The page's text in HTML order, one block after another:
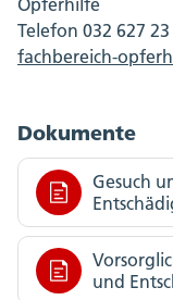
Telefon 032 627 23
fachbereich-
Dokumente
Gesuch
und